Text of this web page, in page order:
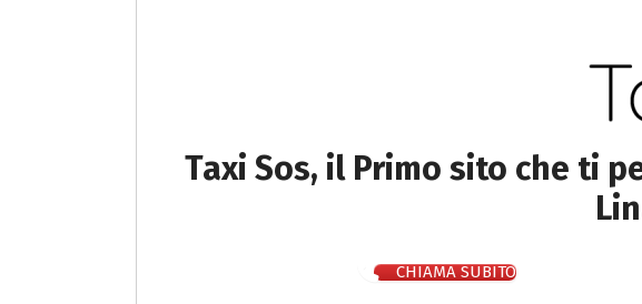
Taxi Sos, il Primo sito che ti
CHIAMA SUBITO